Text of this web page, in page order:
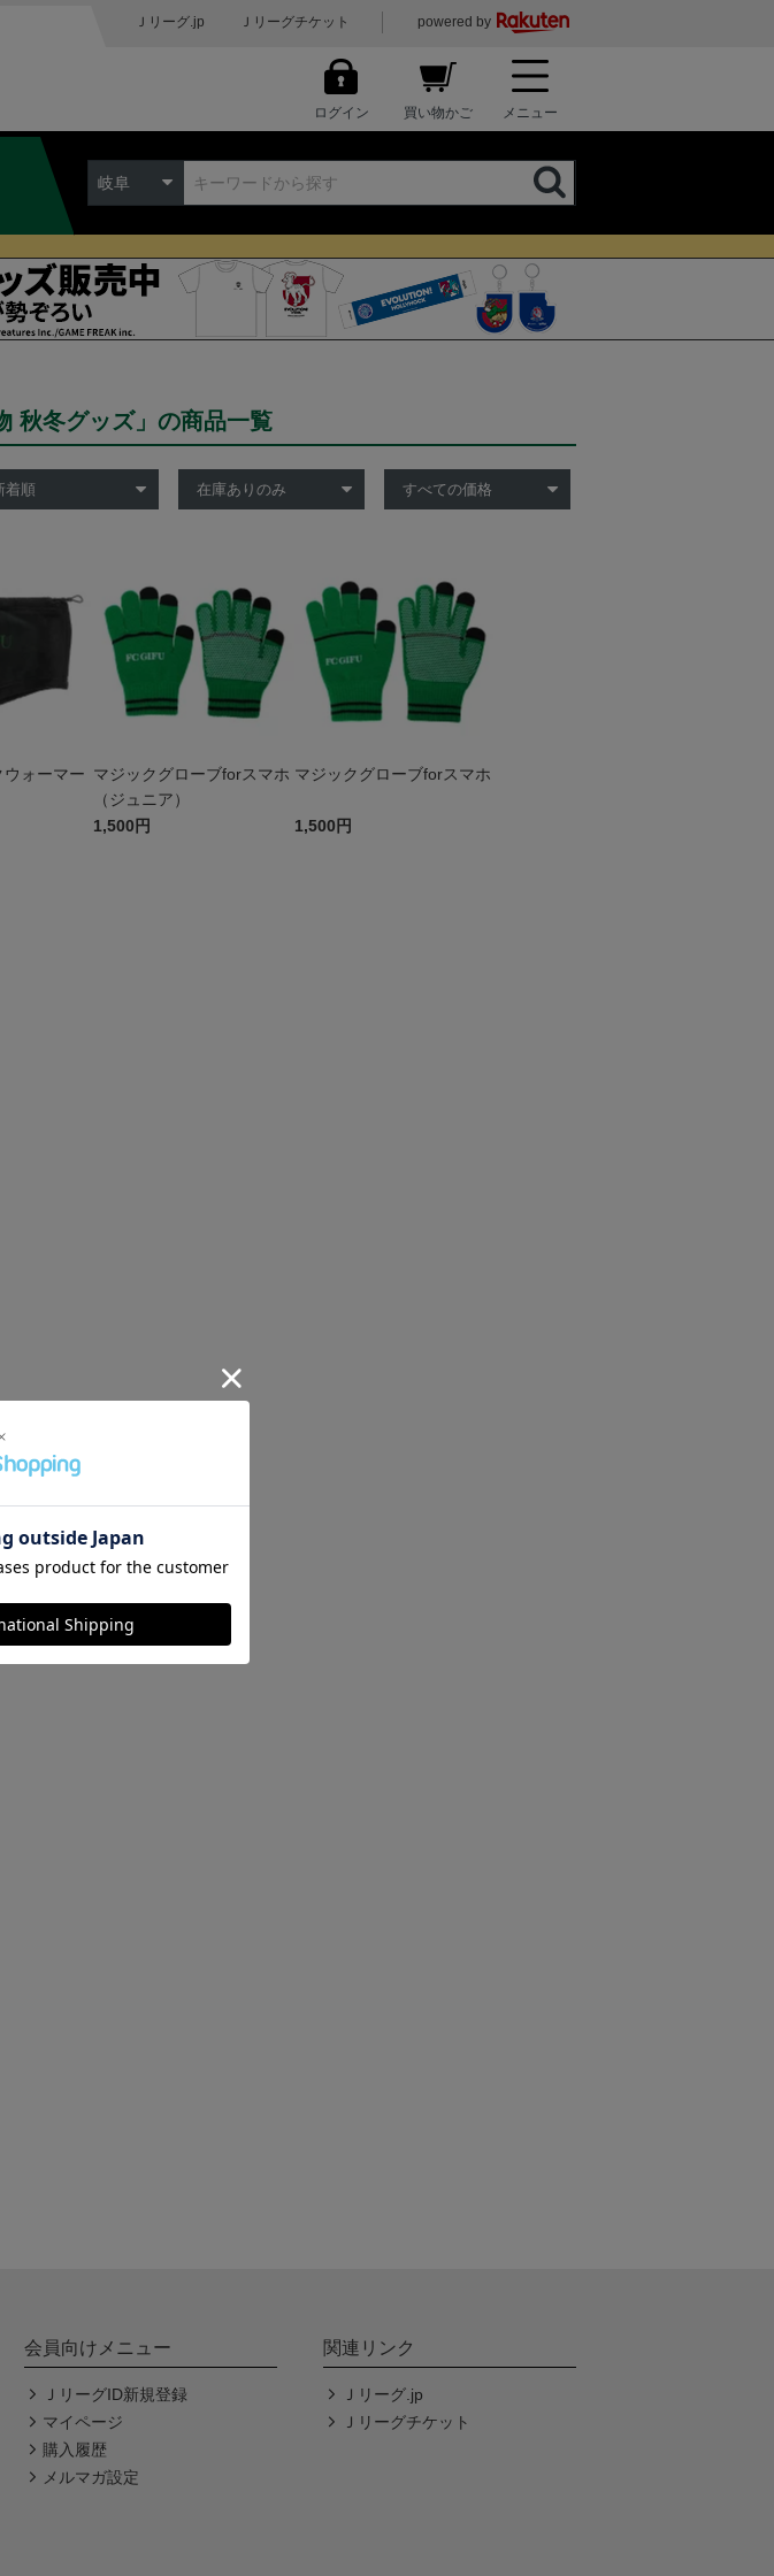
Ｊリーグ.jp Ｊリーグチケット powered by
ログイン 買い物かご メニュー
岐阜
秋冬グッズ」の商品一覧
ォーマー マジックグローブforスマホ
（ジュニア）
1,500円
マジックグローブforスマホ
1,500円
会員向けメニュー
ＪリーグID新規登録
マイページ
購入履歴
メルマガ設定
関連リンク
Ｊリーグ.jp
Ｊリーグチケット